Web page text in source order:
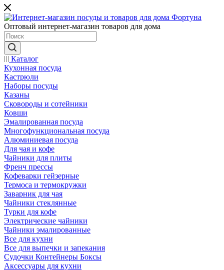
Оптовый интернет-магазин товаров для дома
Каталог
Кухонная посуда
Кастрюли
Наборы посуды
Казаны
Сковороды и сотейники
Ковши
Эмалированная посуда
Многофункциональная посуда
Алюминиевая посуда
Для чая и кофе
Чайники для плиты
Френч прессы
Кофеварки гейзерные
Термоса и термокружки
Заварник для чая
Чайники стеклянные
Турки для кофе
Электрические чайники
Чайники эмалированные
Все для кухни
Все для выпечки и запекания
Судочки Контейнеры Боксы
Аксессуары для кухни